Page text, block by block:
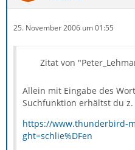
25. November 2006 um 01:55
Zitat von
Allein mit Eingabe des
Suchfunktion erhältst du
https://www.thunderbird-
ght=schlie%DFen